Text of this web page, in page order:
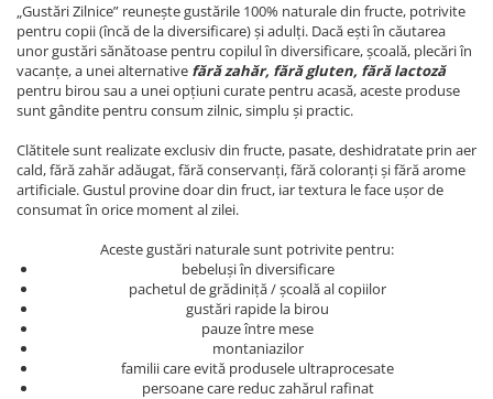
„Gustări Zilnice” reunește gustările 100% naturale din fructe, potrivite
pentru copii (încă de la diversificare) și adulți. Dacă ești în căutarea
unor gustări sănătoase pentru copilul în diversificare, școală, plecări în
vacanțe, a unei alternative fără zahăr, fără gluten, fără lactoză
pentru birou sau a unei opțiuni curate pentru acasă, aceste produse
sunt gândite pentru consum zilnic, simplu și practic.
Clătitele sunt realizate exclusiv din fructe, pasate, deshidratate prin aer
cald, fără zahăr adăugat, fără conservanți, fără coloranți și fără arome
artificiale. Gustul provine doar din fruct, iar textura le face ușor de
consumat în orice moment al zilei.
Aceste gustări naturale sunt potrivite pentru:
bebeluși în diversificare
pachetul de grădiniță / școală al copiilor
gustări rapide la birou
pauze între mese
montaniazilor
familii care evită produsele ultraprocesate
persoane care reduc zahărul rafinat